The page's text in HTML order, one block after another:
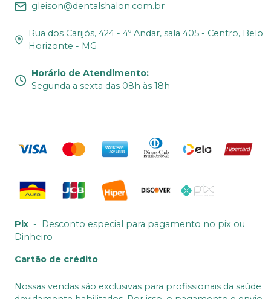
gleison@dentalshalon.com.br
Rua dos Carijós, 424 - 4º Andar, sala 405 - Centro, Belo
Horizonte - MG
Horário de Atendimento:
Segunda a sexta das 08h às 18h
Pix -
Desconto especial para pagamento no pix ou
Dinheiro
Cartão de crédito
Nossas vendas são exclusivas para profissionais da saúde